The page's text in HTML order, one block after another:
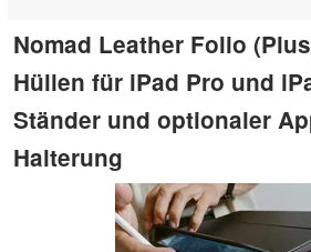
Nomad Leather Folio
Hüllen für iPad Pro und
Ständer und optionaler
Halterung